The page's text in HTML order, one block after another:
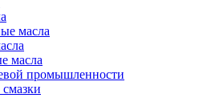
масла
масла
промышленности